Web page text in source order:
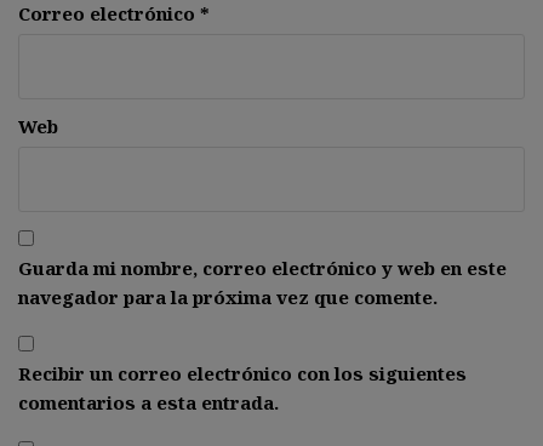
Correo electrónico *
Web
Guarda mi nombre, correo electrónico y web en este
navegador para la próxima vez que comente.
Recibir un correo electrónico con los siguientes
comentarios a esta entrada.